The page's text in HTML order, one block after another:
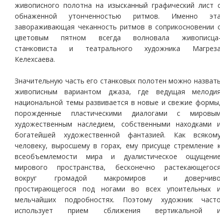
живописного полотна на изысканный графический лист
обнаженной утонченностью ритмов. Именно
завораживающая чеканность ритмов в соприкосновении
цветовым пятном всегда волновала
станковиста и театрального художника
Келехсаева.
Значительную часть его станковых полотен можно
живописным вариантом джаза, где ведущая
национальной темы развивается в новые и свежие
порожденные пластическими диалогами с
художественным наследием, собственными находками
богатейшей художественной фантазией. Как
человеку, выросшему в горах, ему присуще стремление
всеобъемлемости мира и дуалистическое
мирового пространства, бесконечно
вокруг громадой макромиров и
простирающегося под ногами во всех упоительных
мельчайших подробностях. Поэтому художник
использует прием сближения вертикальной